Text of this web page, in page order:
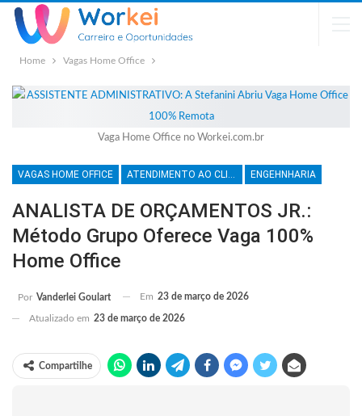
Home Vagas Home Office
Vaga Home Office no Workei.com.br
VAGAS HOME OFFICE ATENDIMENTO AO CLIENTE ENGEHNHARIA
ANALISTA DE ORÇAMENTOS JR.:
Método Grupo Oferece Vaga 100%
Home Office
Por Vanderlei Goulart Em 23 de março de 2026
Atualizado em 23 de março de 2026
Compartilhe